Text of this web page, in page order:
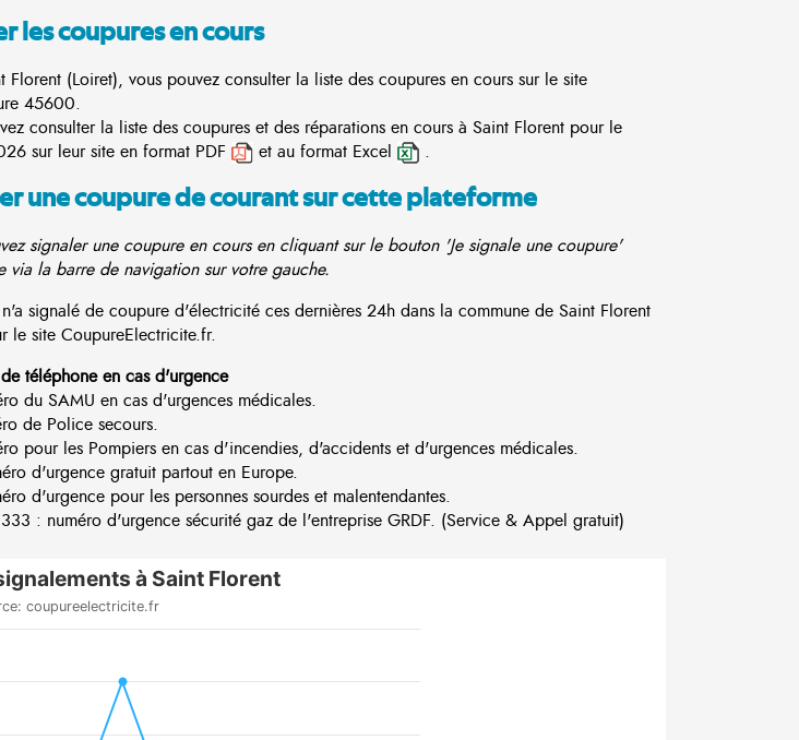
les coupures en cours
Florent (Loiret), vous pouvez consulter la liste des coupures en cours sur le site
45600.
consulter la liste des coupures et des réparations en cours à Saint Florent pour le
sur leur site en format PDF
et au format Excel .
une coupure de courant sur cette plateforme
signaler une coupure en cours en cliquant sur le bouton 'Je signale une coupure'
via la barre de navigation sur votre gauche.
n'a signalé de coupure d'électricité ces dernières 24h dans la commune de Saint Florent
le site CoupureElectricite.fr.
téléphone en cas d'urgence
du SAMU en cas d'urgences médicales.
de Police secours.
pour les Pompiers en cas d'incendies, d'accidents et d'urgences médicales.
d'urgence gratuit partout en Europe.
d'urgence pour les personnes sourdes et malentendantes.
: numéro d'urgence sécurité gaz de l'entreprise GRDF. (Service & Appel gratuit)
à Saint Florent
coupureelectricite.fr